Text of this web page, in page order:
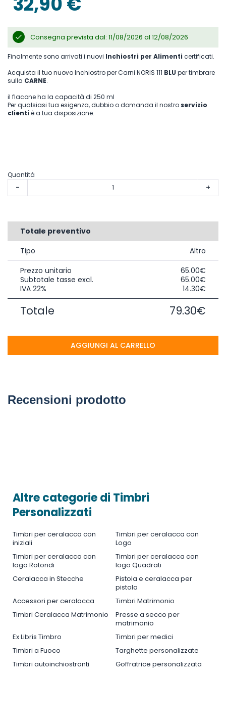
Consegna prevista dal: 11/08/2026 al 12/08/2026
Finalmente sono arrivati i nuovi Inchiostri per Alimenti certificati.
Acquista il tuo nuovo Inchiostro per Carni NORIS 111 BLU per timbrare
sulla CARNE.
il flacone ha la capacità di 250 ml
Per qualsiasi tua esigenza, dubbio o domanda il nostro servizio
clienti è a tua disposizione.
Recensioni prodotto
Quantità
- +
Totale preventivo
Tipo
Altro
Prezzo unitario
65.00€
Subtotale tasse excl.
65.00€
IVA 22%
14.30€
Totale 79.30€
AGGIUNGI AL CARRELLO
Altre categorie di Timbri
Personalizzati
Timbri per ceralacca con
iniziali
Timbri per ceralacca con
Logo
Timbri per ceralacca con
logo Rotondi
Timbri per ceralacca con
logo Quadrati
Ceralacca in Stecche
Pistola e ceralacca per
pistola
Accessori per ceralacca
Timbri Matrimonio
Timbri Ceralacca Matrimonio
Presse a secco per
matrimonio
Ex Libris Timbro
Timbri per medici
Timbri a Fuoco
Targhette personalizzate
Timbri autoinchiostranti
Goffratrice personalizzata